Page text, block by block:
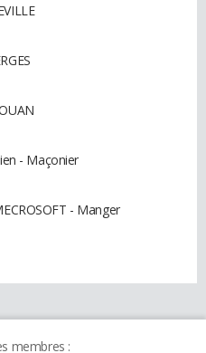
- Maçonier
- Manger
membres :